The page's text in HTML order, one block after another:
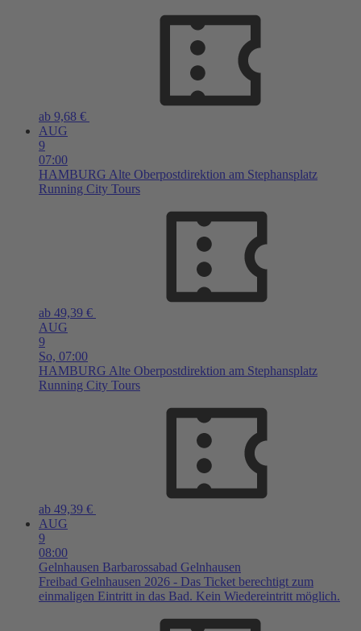
ab 9,68 €
AUG
9
07:00
HAMBURG Alte Oberpostdirektion am Stephansplatz
Running City Tours
ab 49,39 €
AUG
9
So, 07:00
HAMBURG Alte Oberpostdirektion am Stephansplatz
Running City Tours
ab 49,39 €
AUG
9
08:00
Gelnhausen Barbarossabad Gelnhausen
Freibad Gelnhausen 2026 - Das Ticket berechtigt zum
einmaligen Eintritt in das Bad. Kein Wiedereintritt möglich.